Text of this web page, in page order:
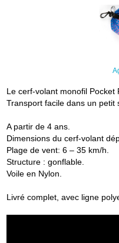
Le cerf-volant monofil Pocket
Transport facile dans un petit
A partir de 4 ans.
Dimensions du cerf-volant
Plage de vent: 6 – 35 km/h.
Structure : gonflable.
Voile en Nylon.
Livré complet, avec ligne